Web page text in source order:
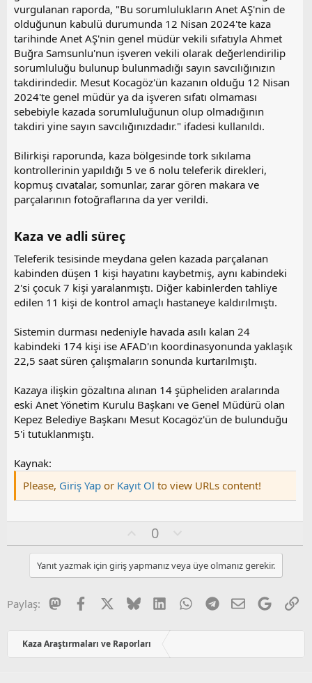
vurgulanan raporda, "Bu sorumlulukların Anet AŞ'nin de
olduğunun kabulü durumunda 12 Nisan 2024'te kaza
tarihinde Anet AŞ'nin genel müdür vekili sıfatıyla Ahmet
Buğra Samsunlu'nun işveren vekili olarak değerlendirilip
sorumluluğu bulunup bulunmadığı sayın savcılığınızın
takdirindedir. Mesut Kocagöz'ün kazanın olduğu 12 Nisan
2024'te genel müdür ya da işveren sıfatı olmaması
sebebiyle kazada sorumluluğunun olup olmadığının
takdiri yine sayın savcılığınızdadır." ifadesi kullanıldı.
Bilirkişi raporunda, kaza bölgesinde tork sıkılama
kontrollerinin yapıldığı 5 ve 6 nolu teleferik direkleri,
kopmuş cıvatalar, somunlar, zarar gören makara ve
parçalarının fotoğraflarına da yer verildi.
Kaza ve adli süreç​
Teleferik tesisinde meydana gelen kazada parçalanan
kabinden düşen 1 kişi hayatını kaybetmiş, aynı kabindeki
2'si çocuk 7 kişi yaralanmıştı. Diğer kabinlerden tahliye
edilen 11 kişi de kontrol amaçlı hastaneye kaldırılmıştı.
Sistemin durması nedeniyle havada asılı kalan 24
kabindeki 174 kişi ise AFAD'ın koordinasyonunda yaklaşık
22,5 saat süren çalışmaların sonunda kurtarılmıştı.
Kazaya ilişkin gözaltına alınan 14 şüpheliden aralarında
eski Anet Yönetim Kurulu Başkanı ve Genel Müdürü olan
Kepez Belediye Başkanı Mesut Kocagöz'ün de bulunduğu
5'i tutuklanmıştı.
Kaynak:
Please, Giriş Yap or Kayıt Ol to view URLs content!
y
l
a
0
l
u
m
u
z
o
l
Yanıt yazmak için giriş yapmanız veya üye olmanız gerekir.
Paylaş: MastodonFacebook BlueskyLinkedInWhatsAppTelegram
E-postaGoogle
Kaza Araştırmaları ve Raporları